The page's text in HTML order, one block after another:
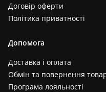
Договір оферти
Політика приватності
Допомога
Доставка і оплата
Обмін та повернення
Програма лояльності